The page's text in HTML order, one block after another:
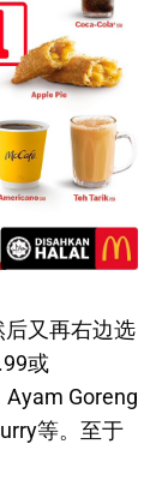
又再右边选
或
Goreng
等。至于